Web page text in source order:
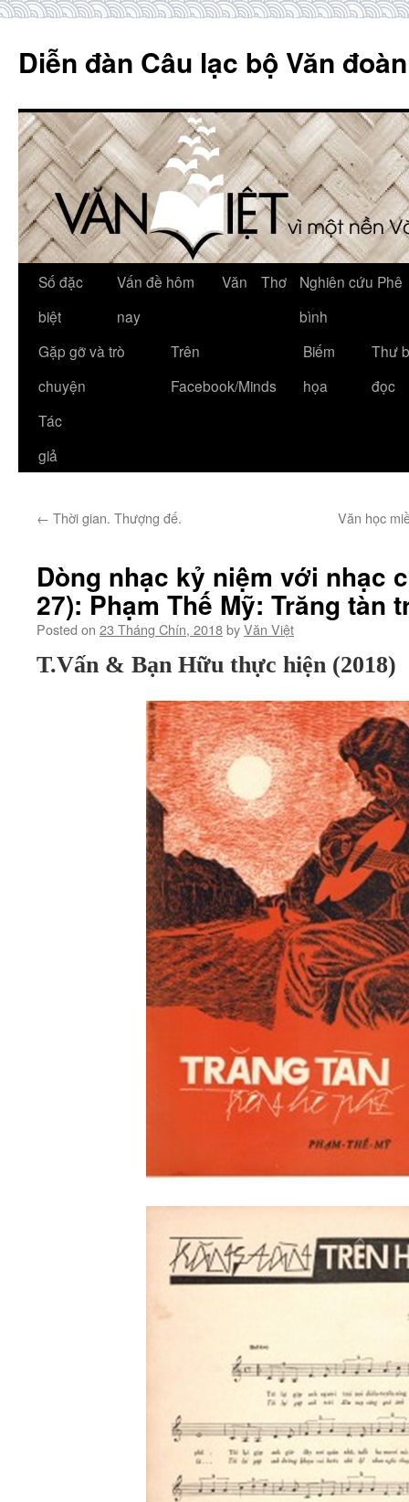
content
Diễn đàn Câu lạc bộ Văn
Số đặc
biệt
Vấn đề hôm
nay
Văn Thơ
Nghiên cứu Phê
bình
Gặp gỡ và trò
chuyện
Trên
Facebook/Minds
Biếm
họa
Thư
đọc
Tác
giả
← Thời gian. Thượng đế. Văn học
Dòng nhạc kỷ niệm với nhạc
27): Phạm Thế Mỹ: Trăng tàn
Posted on 23 Tháng Chín, 2018byVăn Việt
T.Vấn & Bạn Hữu thực hiện (2018)